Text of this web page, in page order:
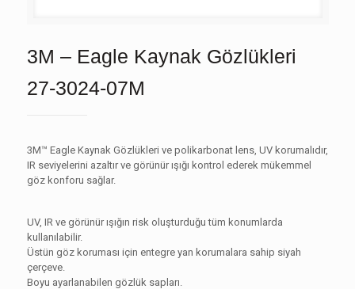
3M – Eagle Kaynak Gözlükleri
27-3024-07M
3M™ Eagle Kaynak Gözlükleri ve polikarbonat lens, UV korumalıdır,
IR seviyelerini azaltır ve görünür ışığı kontrol ederek mükemmel
göz konforu sağlar.
UV, IR ve görünür ışığın risk oluşturduğu tüm konumlarda
kullanılabilir.
Üstün göz koruması için entegre yan korumalara sahip siyah
çerçeve.
Boyu ayarlanabilen gözlük sapları.